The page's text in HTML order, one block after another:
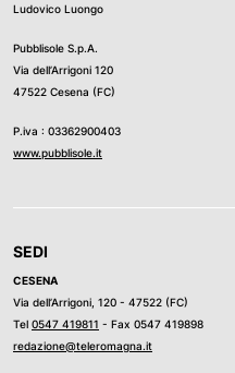
Ludovico Luongo
Pubblisole S.p.A.
Via dell’Arrigoni 120
47522 Cesena (FC)
P.iva : 03362900403
www.pubblisole.it
SEDI
CESENA
Via dell’Arrigoni, 120 - 47522 (FC)
Tel 0547 419811 - Fax 0547 419898
redazione@teleromagna.it